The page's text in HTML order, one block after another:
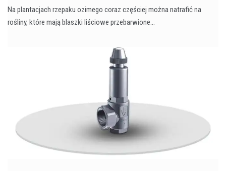
Na plantacjach rzepaku ozimego coraz częściej można natrafić na
rośliny, które mają blaszki liściowe przebarwione…